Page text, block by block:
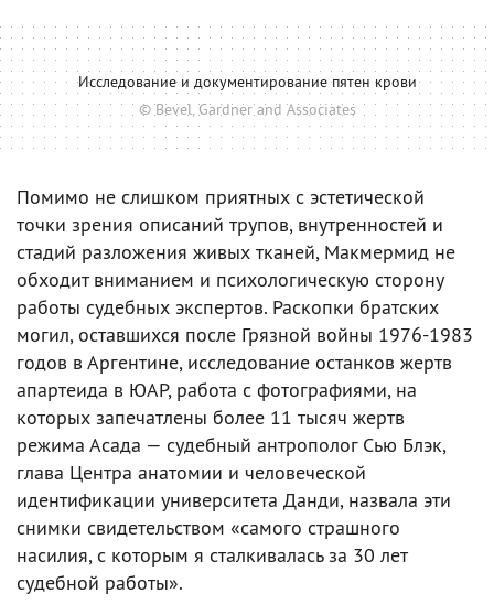
Исследование и документирование пятен крови
© Bevel, Gardner and Associates
Помимо не слишком приятных с эстетической
точки зрения описаний трупов, внутренностей и
стадий разложения живых тканей, Макмермид не
обходит вниманием и психологическую сторону
работы судебных экспертов. Раскопки братских
могил, оставшихся после Грязной войны 1976-1983
годов в Аргентине, исследование останков жертв
апартеида в ЮАР, работа с фотографиями, на
которых запечатлены более 11 тысяч жертв
режима Асада — судебный антрополог Сью Блэк,
глава Центра анатомии и человеческой
идентификации университета Данди, назвала эти
снимки свидетельством «самого страшного
насилия, с которым я сталкивалась за 30 лет
судебной работы».